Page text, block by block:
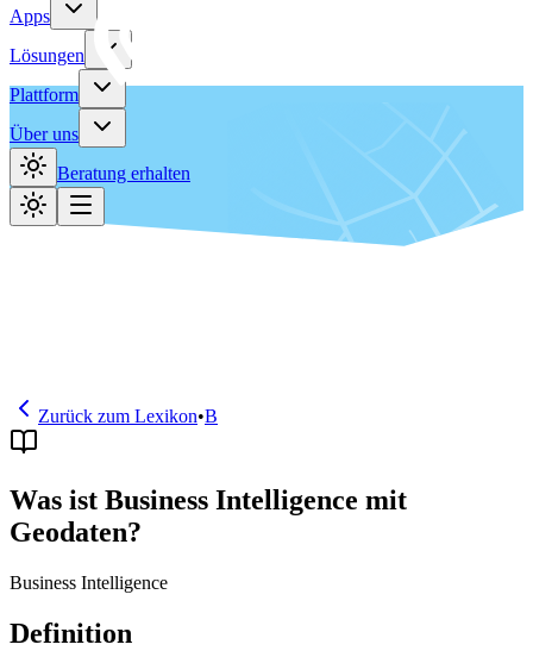
Apps
Lösungen
Plattform
Über uns
Beratung erhalten
Zurück zum Lexikon•B
Was ist Business Intelligence mit
Geodaten?
Business Intelligence
Definition